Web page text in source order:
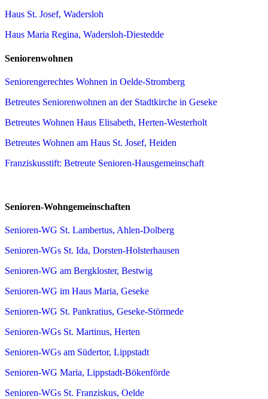
Haus St. Josef, Wadersloh
Haus Maria Regina, Wadersloh-Diestedde
Seniorenwohnen
Seniorengerechtes Wohnen in Oelde-Stromberg
Betreutes Seniorenwohnen an der Stadtkirche in Geseke
Betreutes Wohnen Haus Elisabeth, Herten-Westerholt
Betreutes Wohnen am Haus St. Josef, Heiden
Franziskusstift: Betreute Senioren-Hausgemeinschaft
Senioren-Wohngemeinschaften
Senioren-WG St. Lambertus, Ahlen-Dolberg
Senioren-WGs St. Ida, Dorsten-Holsterhausen
Senioren-WG am Bergkloster, Bestwig
Senioren-WG im Haus Maria, Geseke
Senioren-WG St. Pankratius, Geseke-Störmede
Senioren-WGs St. Martinus, Herten
Senioren-WGs am Südertor, Lippstadt
Senioren-WG Maria, Lippstadt-Bökenförde
Senioren-WGs St. Franziskus, Oelde